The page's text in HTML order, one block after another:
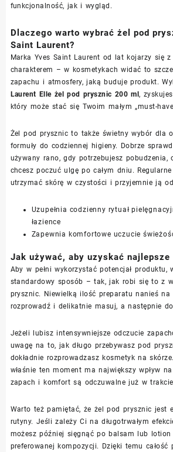
funkcjonalność, jak i wygląd.
Dlaczego warto wybrać żel pod
Saint Laurent?
Marka Yves Saint Laurent od lat kojarzy się
charakterem – w kosmetykach widać to
zapachu i atmosfery, jaką buduje produkt.
Laurent Elle żel pod prysznic 200 ml,
który może stać się Twoim małym „must-
Żel pod prysznic to także świetny wybór dla
formuły do codziennej higieny. Dobrze
używany rano, gdy potrzebujesz pobudzenia,
chcesz poczuć ulgę po całym dniu.
utrzymać skórę w czystości i przyjemnie ją
Uzupełnia codzienny rytuał
łazience
Zapewnia komfortowe uczucie
Jak używać, aby uzyskać najlepsze
Aby w pełni wykorzystać potencjał
standardowy sposób – tak, jak robi się to z
prysznic. Niewielką ilość preparatu nanieś na
rozprowadź i delikatnie masuj, a następnie
Jeżeli lubisz intensywniejsze odczucie
uwagę na to, jak długo przebywasz pod
dokładnie rozprowadzasz kosmetyk na
właśnie ten moment ma największy wpływ
zapach i komfort są odczuwalne już w
Warto też pamiętać, że żel pod prysznic jest
rutyny. Jeśli zależy Ci na długotrwałym
możesz później sięgnąć po balsam lub lotion
preferowanej kompozycji. Dzięki temu całość